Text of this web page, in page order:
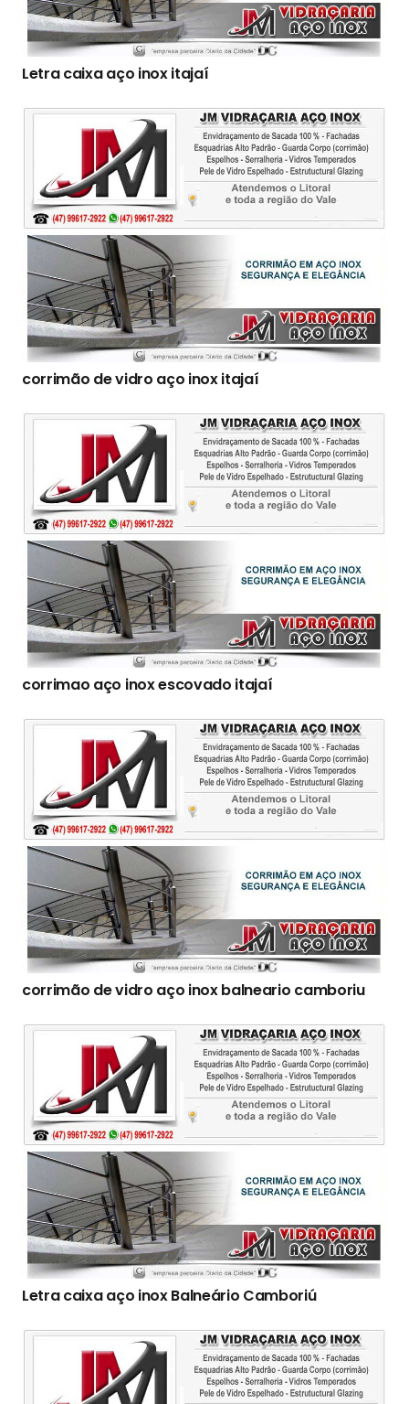
Letra caixa aço inox itajaí
corrimão de vidro aço inox itajaí
corrimao aço inox escovado itajaí
corrimão de vidro aço inox balneario camboriu
Letra caixa aço inox Balneário Camboriú